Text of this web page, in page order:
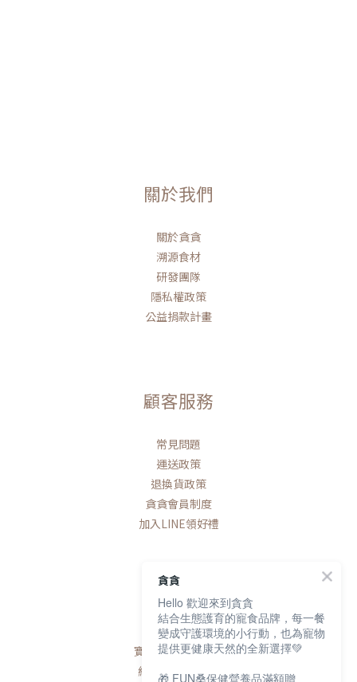
關於我們
關於貪貪
溯源食材
研發團隊
隱私權政策
公益捐款計畫
顧客服務
常見問題
運送政策
退換貨政策
貪貪會員制度
加入LINE領好禮
聯絡我們
寶研生技有限公司
統編 / 83163768
貪貪
Hello 歡迎來到貪貪
結合生態護育的寵食品牌，每一餐
變成守護環境的小行動，也為寵物
提供更健康天然的全新選擇💚
🎁 FUN桑保健營養品滿額贈